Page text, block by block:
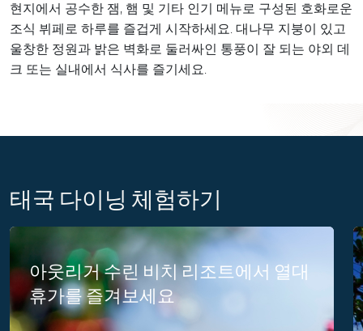
현지에서 공수한 잼, 햄 및 기타 인기 메뉴로 구성된 호화로운
조식 뷔페로 하루를 즐겁게 시작하세요. 대나무 지붕이 있고
울창한 정원과 밝은 벽화로 둘러싸인 통풍이 잘 되는 야외 데
크 또는 실내에서 식사를 즐기세요.
태국 다이닝 체험하기
아웃리거 수린 비치 리조트에서 열대
휴가를 즐겨보세요